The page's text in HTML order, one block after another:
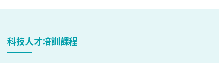
科技人才培訓課程